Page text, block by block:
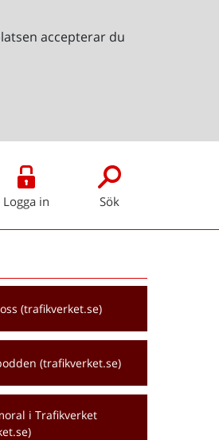
accepterar du
Logga in Sök
(trafikverket.se)
(trafikverket.se)
i Trafikverket